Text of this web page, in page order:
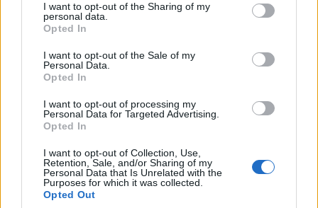
I want to opt-out of the Sharing of my
personal data.
Opted In
I want to opt-out of the Sale of my
Personal Data.
Opted In
I want to opt-out of processing my
Personal Data for Targeted Advertising.
Opted In
I want to opt-out of Collection, Use,
Retention, Sale, and/or Sharing of my
Personal Data that Is Unrelated with the
Purposes for which it was collected.
Opted Out